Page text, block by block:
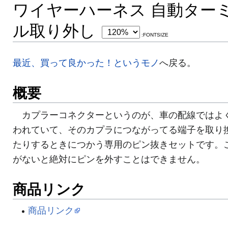
ワイヤーハーネス 自動ター
ル取り外し
:FONTSIZE
最近、買って良かった！というモノへ戻る。
概要
カプラーコネクターというのが、車の配線ではよ
われていて、そのカプラにつながってる端子を取り
たりするときにつかう専用のピン抜きセットです。
がないと絶対にピンを外すことはできません。
商品リンク
商品リンク